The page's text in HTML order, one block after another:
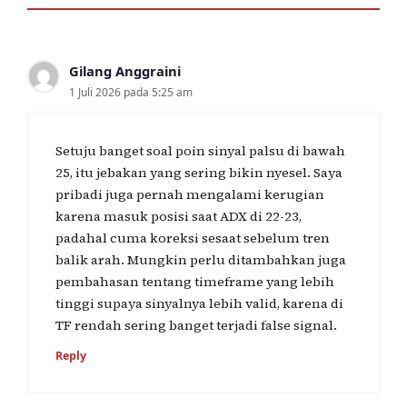
Gilang Anggraini
1 Juli 2026 pada 5:25 am
Setuju banget soal poin sinyal palsu di bawah
25, itu jebakan yang sering bikin nyesel. Saya
pribadi juga pernah mengalami kerugian
karena masuk posisi saat ADX di 22-23,
padahal cuma koreksi sesaat sebelum tren
balik arah. Mungkin perlu ditambahkan juga
pembahasan tentang timeframe yang lebih
tinggi supaya sinyalnya lebih valid, karena di
TF rendah sering banget terjadi false signal.
Reply